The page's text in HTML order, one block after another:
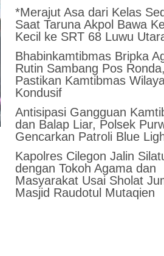
*Merajut Asa dari Kelas
Saat Taruna Akpol Bawa
Kecil ke SRT 68 Luwu
Bhabinkamtibmas Bripka
Rutin Sambang Pos Ronda,
Pastikan Kamtibmas
Kondusif
Antisipasi Gangguan
dan Balap Liar, Polsek
Gencarkan Patroli Blue
Kapolres Cilegon Jalin
dengan Tokoh Agama dan
Masyarakat Usai Sholat
Masjid Raudotul Mutaqien